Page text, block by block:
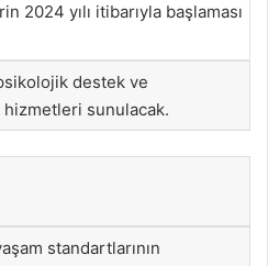
2024 yılı itibarıyla başlaması
destek ve
hizmetleri sunulacak.
standartlarının